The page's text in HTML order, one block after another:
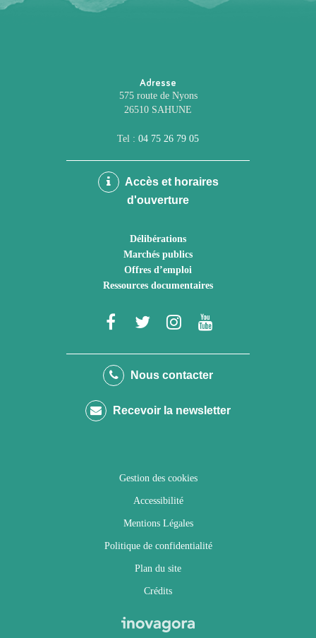
Adresse
575 route de Nyons
26510 SAHUNE
Tel : 04 75 26 79 05
Accès et horaires
d'ouverture
Délibérations
Marchés publics
Offres d’emploi
Ressources documentaires
Lien
le
Facebook
Lien
le
Twitter
Lien
le
Instagram
Youtube
Nous contacter
Recevoir la newsletter
Gestion des cookies
Accessibilité
Mentions Légales
Politique de confidentialité
Plan du site
Crédits